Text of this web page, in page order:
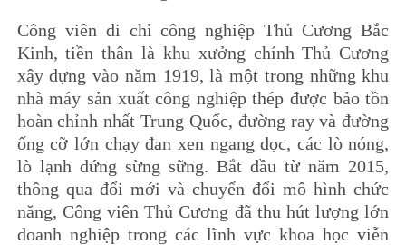
Công viên di chỉ công nghiệp Thủ Cương Bắc
Kinh, tiền thân là khu xưởng chính Thủ Cương
xây dựng vào năm 1919, là một trong những khu
nhà máy sản xuất công nghiệp thép được bảo tồn
hoàn chỉnh nhất Trung Quốc, đường ray và đường
ống cỡ lớn chạy đan xen ngang dọc, các lò nóng,
lò lạnh đứng sừng sững. Bắt đầu từ năm 2015,
thông qua đổi mới và chuyển đổi mô hình chức
năng, Công viên Thủ Cương đã thu hút lượng lớn
doanh nghiệp trong các lĩnh vực khoa học viễn